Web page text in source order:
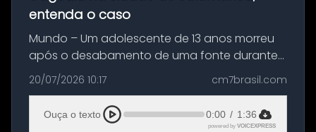
entenda o caso
Mundo – Um adolescente de 13 anos morreu
após o desabamento de uma fonte durante
as comemorações pelo título da Copa do
Mundo conquistado pela Espanha, em
Ciudad Rodrigo, na província de Salamanca,
no...
20/07/2026 10:17 cm7brasil.com
Ouça o texto 0:00 / 1:36
powered by VOICEXPRESS